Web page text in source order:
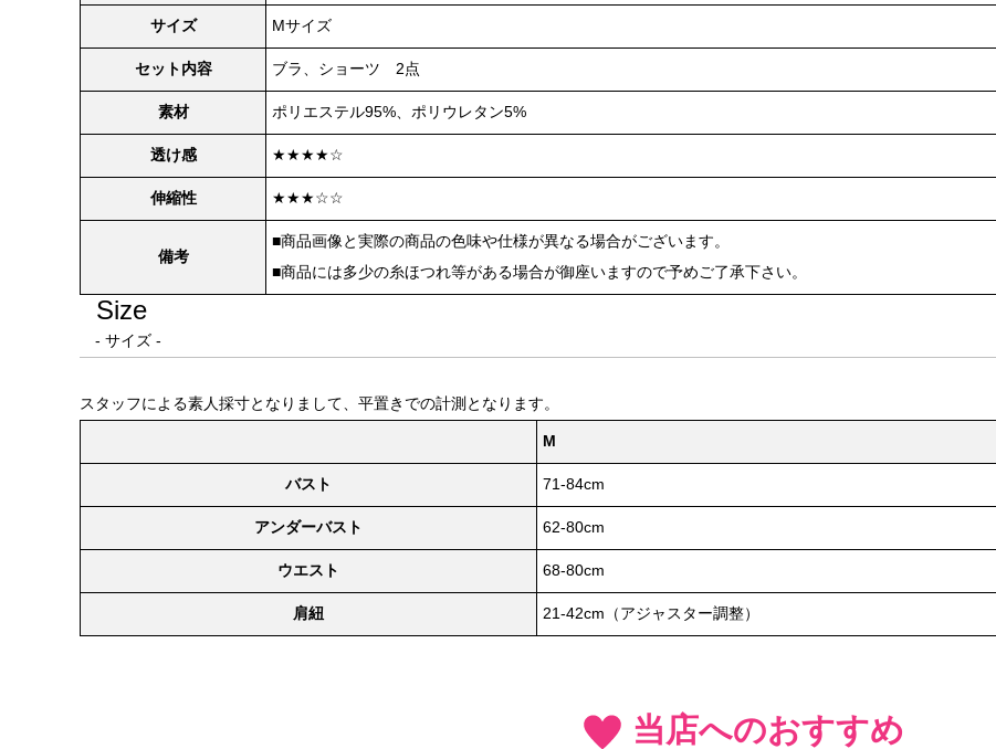
サイズ Mサイズ
セット内容 ブラ、ショーツ 2点
素材 ポリエステル95%、ポリウレタン5%
透け感 ★★★★☆
伸縮性 ★★★☆☆
備考
■商品画像と実際の商品の色味や仕様が異なる場合がございます。
■商品には多少の糸ほつれ等がある場合が御座いますので予めご了承下さい。
Size
- サイズ -
スタッフによる素人採寸となりまして、平置きでの計測となります。
M
バスト 71-84cm
アンダーバスト 62-80cm
ウエスト 68-80cm
肩紐 21-42cm（アジャスター調整）
当店へのおすすめ